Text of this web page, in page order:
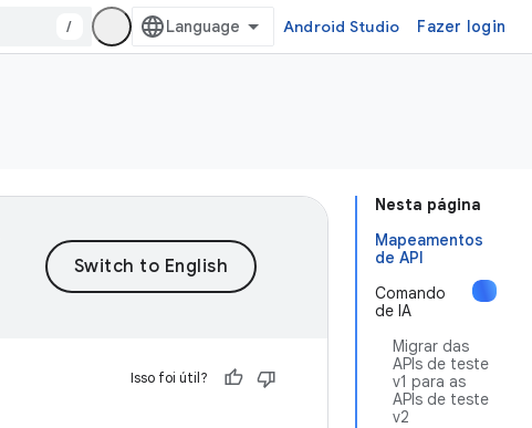
/ Android Studio Fazer login
Nesta página
Mapeamentos
de API
Comando
de IA
Migrar das
APIs de teste
v1 para as
APIs de teste
v2
Isso foi útil?